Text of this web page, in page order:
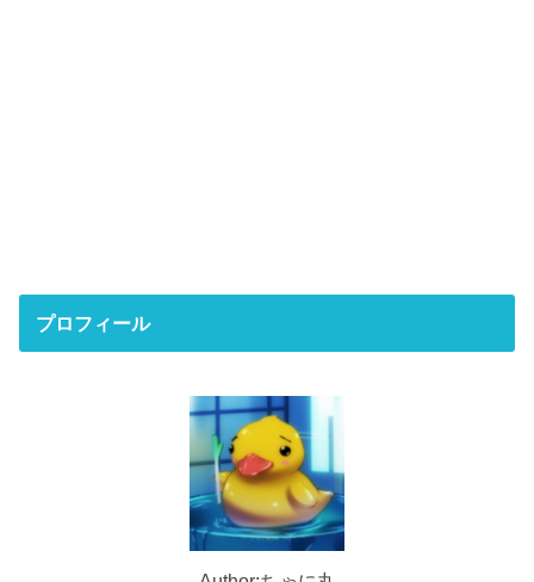
プロフィール